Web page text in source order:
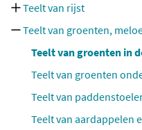
Teelt van rijst
Teelt van groenten,
Teelt van groenten in
Teelt van groenten
Teelt van
Teelt van aardappelen